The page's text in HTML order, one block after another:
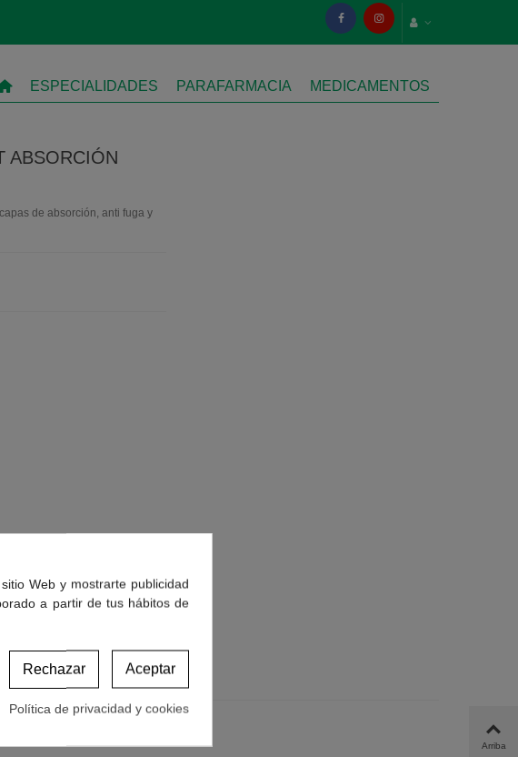
ESPECIALIDADES PARAFARMACIA MEDICAMENTOS
ABSORCIÓN
de absorción, anti fuga y
Arriba
Web y mostrarte publicidad
a partir de tus hábitos de
Aceptar
Rechazar
Política de privacidad y cookies